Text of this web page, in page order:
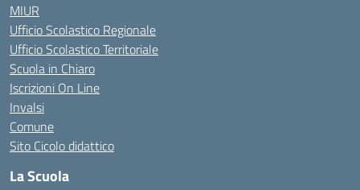
MIUR
Ufficio Scolastico Regionale
Ufficio Scolastico Territoriale
Scuola in Chiaro
Iscrizioni On Line
Invalsi
Comune
Sito Cicolo didattico
La Scuola